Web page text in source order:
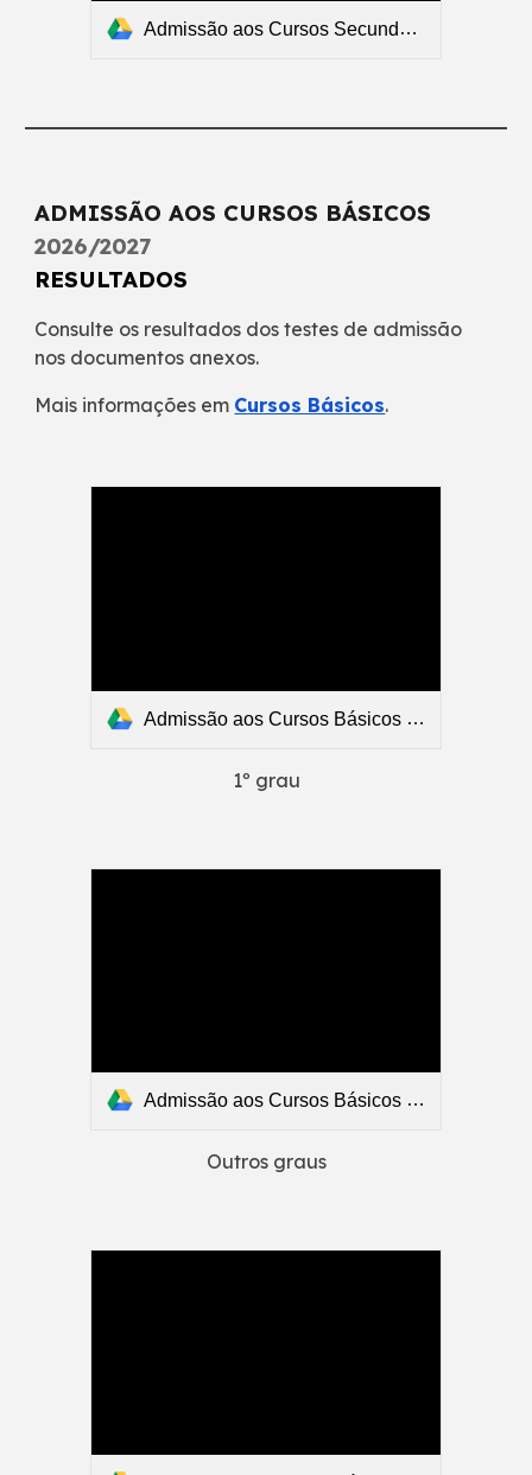
Admissão aos Cursos Secundários - 2026/2027 - Resultados.pdf
ADMISSÃO AOS CURSOS BÁSICOS
2026/2027
RESULTADOS
Consulte os resultados dos testes de admissão
nos documentos anexos.
Mais informações em Cursos Básicos.
Admissão aos Cursos Básicos - 2026/2027 - Resultados - 1º grau.pdf
1º grau
Admissão aos Cursos Básicos - 2026/2027 - Resultados- Transferências e outros graus.pdf
Outros graus